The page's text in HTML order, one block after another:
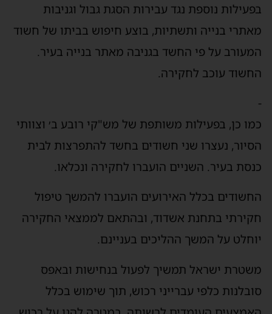
בפעילות נוספת נגד עבירות הסגת גבול וגניבות
מאתרי בנייה ותשתיות, בוצע חיפוש בביתו של חשוד
המעורב על פי החשד בגניבה מאתר בנייה בעיר.
החשוד עוכב לחקירה.
-
כמו כן, בפעילות משותפת של מש"קי רובע ב׳ וצוותי
הסיור, נעצרו שני חשודים בחשד להתפרצות לבית
כנסת בעיר. השניים הועברו לחקירה ונכלאו.
החשודים בכלל האירועים הועברו להמשך טיפול
חקירתי בתחנת אשדוד, ובהתאם לממצאי החקירה
יוחלט על המשך ההליכים בעניינם.
משטרת ישראל תמשיך לפעול בנחישות ובאפס
סובלנות כלפי עברייני רכוש, תוך שימוש בכלל